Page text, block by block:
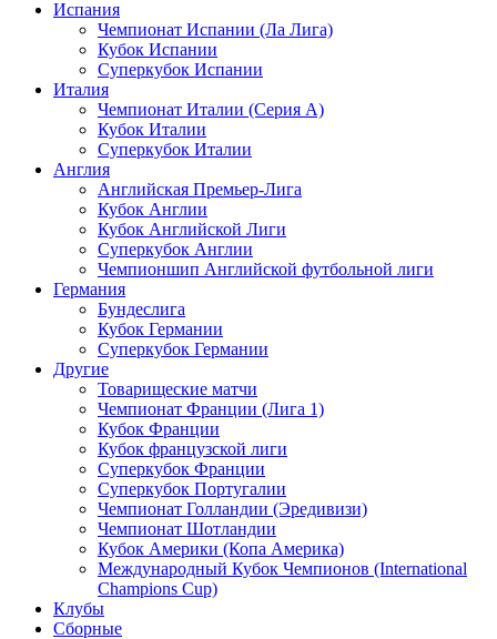
Испания
Чемпионат Испании (Ла Лига)
Кубок Испании
Суперкубок Испании
Италия
Чемпионат Италии (Серия А)
Кубок Италии
Суперкубок Италии
Англия
Английская Премьер-Лига
Кубок Англии
Кубок Английской Лиги
Суперкубок Англии
Чемпионшип Английской футбольной лиги
Германия
Бундеслига
Кубок Германии
Суперкубок Германии
Другие
Товарищеские матчи
Чемпионат Франции (Лига 1)
Кубок Франции
Кубок французской лиги
Суперкубок Франции
Суперкубок Португалии
Чемпионат Голландии (Эредивизи)
Чемпионат Шотландии
Кубок Америки (Копа Америка)
Международный Кубок Чемпионов (International
Champions Cup)
Клубы
Сборные